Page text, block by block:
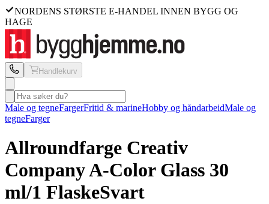
NORDENS STØRSTE E-HANDEL INNEN BYGG OG
HAGE
Handlekurv
Male og tegneFargerFritid & marineHobby og håndarbeidMale og
tegneFarger
Allroundfarge Creativ
CompanyA-Color Glass 30
ml/1 FlaskeSvart